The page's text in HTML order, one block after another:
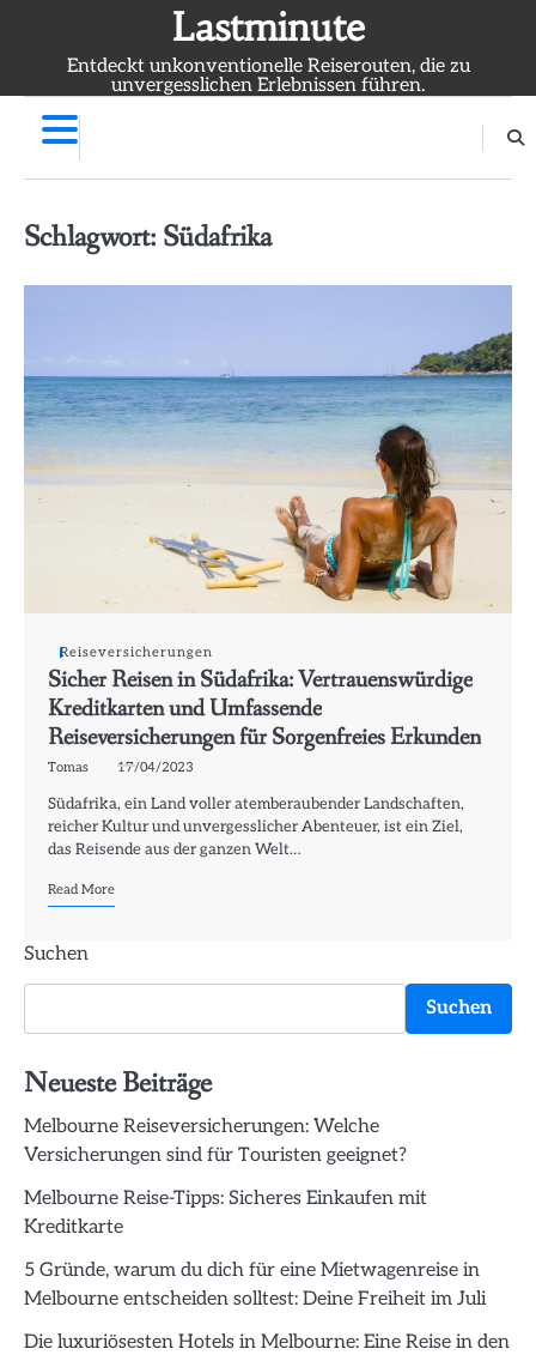
Lastminute
Entdeckt unkonventionelle Reiserouten, die zu
unvergesslichen Erlebnissen führen.
Schlagwort: Südafrika
Reiseversicherungen
Sicher Reisen in Südafrika: Vertrauenswürdige
Kreditkarten und Umfassende
Reiseversicherungen für Sorgenfreies Erkunden
Tomas 17/04/2023
Südafrika, ein Land voller atemberaubender Landschaften,
reicher Kultur und unvergesslicher Abenteuer, ist ein Ziel,
das Reisende aus der ganzen Welt…
Read More
Suchen
Suchen
Neueste Beiträge
Melbourne Reiseversicherungen: Welche
Versicherungen sind für Touristen geeignet?
Melbourne Reise-Tipps: Sicheres Einkaufen mit
Kreditkarte
5 Gründe, warum du dich für eine Mietwagenreise in
Melbourne entscheiden solltest: Deine Freiheit im Juli
Die luxuriösesten Hotels in Melbourne: Eine Reise in den